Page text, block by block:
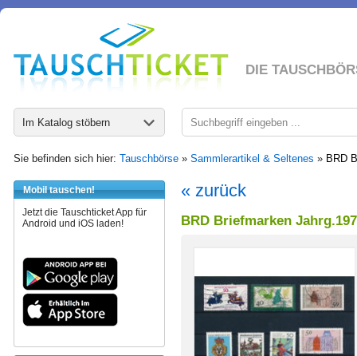
DIE
Im Katalog stöbern
Sie befinden sich hier: Tauschbörse » Sammlerartikel & Seltenes » BRD
Mobil tauschen!
Jetzt die Tauschticket App für
Android und iOS laden!
« zurück
BRD Briefmarken